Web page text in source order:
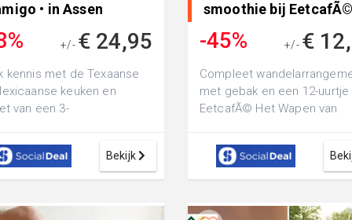
• in Assen
+/- € 24,95
kennis met de Texaanse
keuken en
van een 3-
Bramigo: proef ...
Bekijk
smoothie bij
-45% +/- €
Compleet
met gebak en een 12-uurtje
EetcafÃ© Het Wapen van
gangen ke...